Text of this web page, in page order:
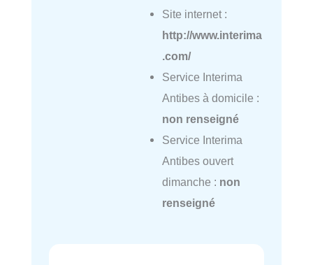
Site internet :
http://www.interima
.com/
Service Interima
Antibes à domicile :
non renseigné
Service Interima
Antibes ouvert
dimanche : non
renseigné